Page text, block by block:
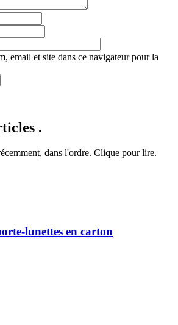
email et site dans ce navigateur pour la
.
dans l'ordre. Clique pour lire.
lunettes en carton